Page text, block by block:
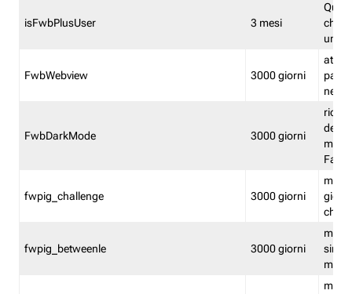
isFwbPlusUser 3 mesi
che
una
FwbWebview 3000 giorni
attiva
FwbDarkMode 3000 giorni
fwpig_challenge 3000 giorni
fwpig_betweenle 3000 giorni